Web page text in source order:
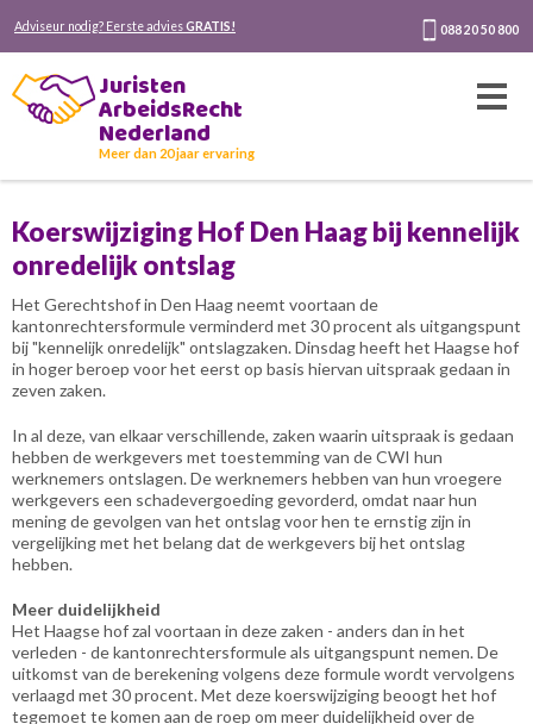
Adviseur nodig? Eerste adviesGRATIS! 088 20 50 800
Juristen
ArbeidsRecht
Nederland
Meer dan 20 jaar ervaring
Koerswijziging Hof Den Haag bij kennelijk
onredelijk ontslag
Het Gerechtshof in Den Haag neemt voortaan de
kantonrechtersformule verminderd met 30 procent als uitgangspunt
bij "kennelijk onredelijk" ontslagzaken. Dinsdag heeft het Haagse hof
in hoger beroep voor het eerst op basis hiervan uitspraak gedaan in
zeven zaken.
In al deze, van elkaar verschillende, zaken waarin uitspraak is gedaan
hebben de werkgevers met toestemming van de CWI hun
werknemers ontslagen. De werknemers hebben van hun vroegere
werkgevers een schadevergoeding gevorderd, omdat naar hun
mening de gevolgen van het ontslag voor hen te ernstig zijn in
vergelijking met het belang dat de werkgevers bij het ontslag
hebben.
Meer duidelijkheid
Het Haagse hof zal voortaan in deze zaken - anders dan in het
verleden - de kantonrechtersformule als uitgangspunt nemen. De
uitkomst van de berekening volgens deze formule wordt vervolgens
verlaagd met 30 procent. Met deze koerswijziging beoogt het hof
tegemoet te komen aan de roep om meer duidelijkheid over de